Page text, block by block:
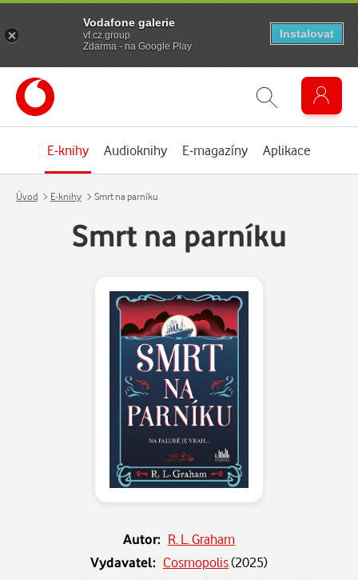
E-knihy Audioknihy E-magazíny Aplikace
Úvod E-knihy Smrt na parníku
Smrt na parníku
Autor: R. L. Graham
Vydavatel: Cosmopolis(2025)
Vodafone galerie
vf.cz.group
Zdarma - na Google Play
Instalovat